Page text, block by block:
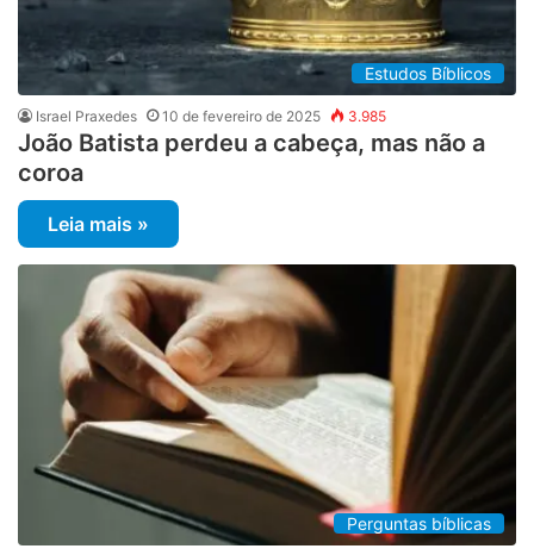
Estudos Bíblicos
Israel Praxedes 10 de fevereiro de 2025 3.985
João Batista perdeu a cabeça, mas não a
coroa
Leia mais »
Perguntas bíblicas